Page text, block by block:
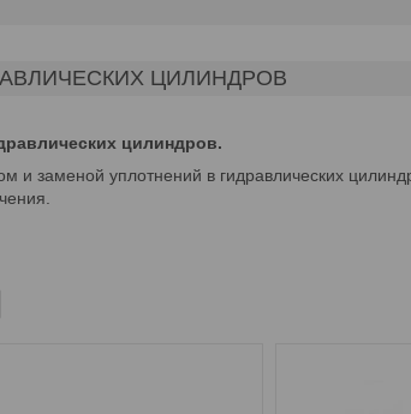
ЦИЛИНДРОВ
цилиндров.
и заменой уплотнений в гидравлических